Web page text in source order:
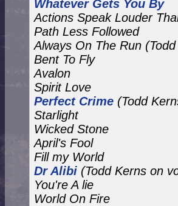
Whatever Gets You By
Actions Speak Louder
Path Less Followed
Always On The Run
Bent To Fly
Avalon
Spirit Love
Perfect Crime (Todd
Starlight
Wicked Stone
April's Fool
Fill my World
Dr Alibi (Todd Kerns on
You're A lie
World On Fire